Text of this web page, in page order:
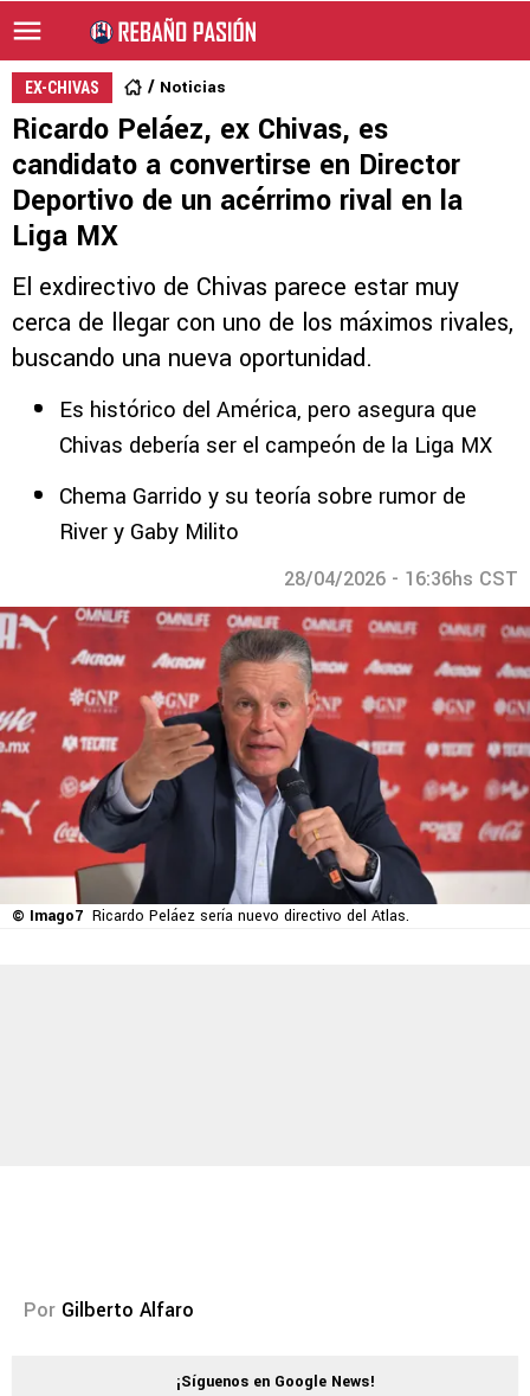
EX-CHIVAS Noticias
Ricardo Peláez, ex Chivas, es
candidato a convertirse en Director
Deportivo de un acérrimo rival en la
Liga MX
El exdirectivo de Chivas parece estar muy
cerca de llegar con uno de los máximos rivales,
buscando una nueva oportunidad.
Es histórico del América, pero asegura que
Chivas debería ser el campeón de la Liga MX
Chema Garrido y su teoría sobre rumor de
River y Gaby Milito
28/04/2026 - 16:36hs CST
© Imago7 Ricardo Peláez sería nuevo directivo del Atlas.
Por Gilberto Alfaro
¡Síguenos en Google News!